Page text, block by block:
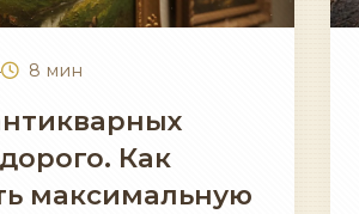
8 мин
Как
максимальную